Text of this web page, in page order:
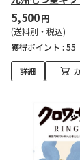
5,500円
(送料別・税込)
獲得ポイント : 55
詳細